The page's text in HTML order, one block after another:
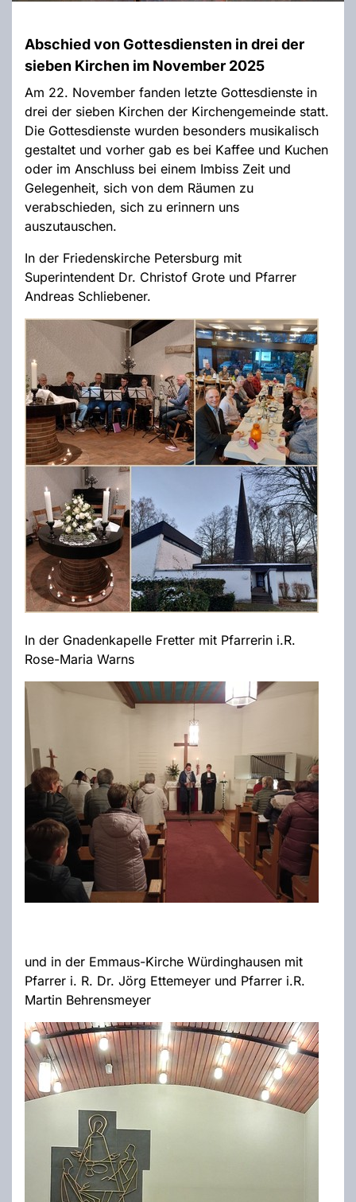
Abschied von Gottesdiensten in drei der
sieben Kirchen im November 2025
Am 22. November fanden letzte Gottesdienste in
drei der sieben Kirchen der Kirchengemeinde statt.
Die Gottesdienste wurden besonders musikalisch
gestaltet und vorher gab es bei Kaffee und Kuchen
oder im Anschluss bei einem Imbiss Zeit und
Gelegenheit, sich von dem Räumen zu
verabschieden, sich zu erinnern uns
auszutauschen.
In der Friedenskirche Petersburg mit
Superintendent Dr. Christof Grote und Pfarrer
Andreas Schliebener.
In der Gnadenkapelle Fretter mit Pfarrerin i.R.
Rose-Maria Warns
und in der Emmaus-Kirche Würdinghausen mit
Pfarrer i. R. Dr. Jörg Ettemeyer und Pfarrer i.R.
Martin Behrensmeyer